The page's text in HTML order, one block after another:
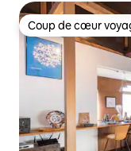
Coup de cœur
Coup de cœur